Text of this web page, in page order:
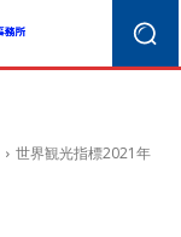
世界観光指標2021年